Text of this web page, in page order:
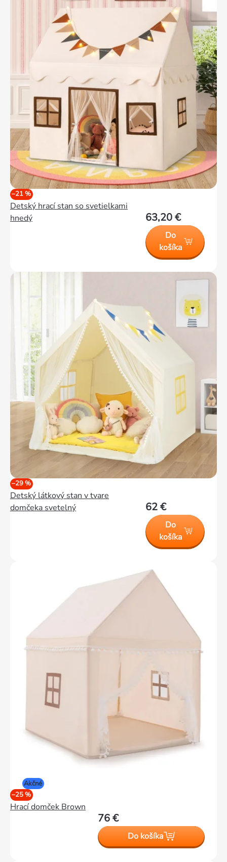
–21 %
Detský hrací stan so svetielkami
hnedý
63,20 €
Do
košíka
–29 %
Detský látkový stan v tvare
domčeka svetelný
62 €
Do
košíka
Akčné
–25 %
Hrací domček Brown
76 €
Do košíka